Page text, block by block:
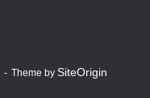
Theme by SiteOrigin